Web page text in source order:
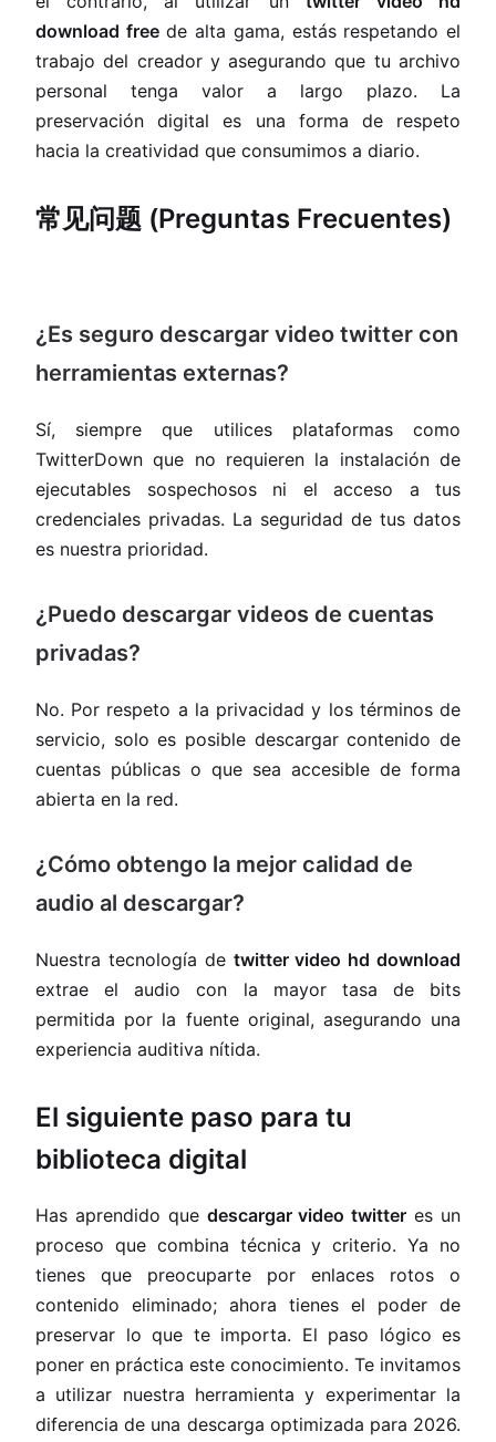
download freede alta gama, estás respetando el
trabajo del creador y asegurando que tu archivo
personal tenga valor a largo plazo. La
preservación digital es una forma de respeto
hacia la creatividad que consumimos a diario.
常见问题 (Preguntas Frecuentes)
¿Es seguro descargar video twitter con
herramientas externas?
Sí, siempre que utilices plataformas como
TwitterDown que no requieren la instalación de
ejecutables sospechosos ni el acceso a tus
credenciales privadas. La seguridad de tus datos
es nuestra prioridad.
¿Puedo descargar videos de cuentas
privadas?
No. Por respeto a la privacidad y los términos de
servicio, solo es posible descargar contenido de
cuentas públicas o que sea accesible de forma
abierta en la red.
¿Cómo obtengo la mejor calidad de
audio al descargar?
Nuestra tecnología de twitter video hd download
extrae el audio con la mayor tasa de bits
permitida por la fuente original, asegurando una
experiencia auditiva nítida.
El siguiente paso para tu
biblioteca digital
Has aprendido que descargar video twitter es un
proceso que combina técnica y criterio. Ya no
tienes que preocuparte por enlaces rotos o
contenido eliminado; ahora tienes el poder de
preservar lo que te importa. El paso lógico es
poner en práctica este conocimiento. Te invitamos
a utilizar nuestra herramienta y experimentar la
diferencia de una descarga optimizada para 2026.